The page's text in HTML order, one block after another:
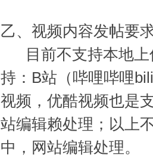
乙、视频内容发帖要
目前不支持本地上
持：B站（哔哩哔哩
视频，优酷视频也是
站编辑赖处理；以上
中，网站编辑处理。